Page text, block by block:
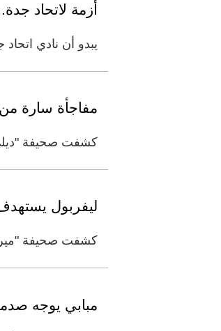
أزمة لاتحاد
يبدو أن نادي
مفاجأة سارة
كشفت صحيفة "ديلي
ليفربول
كشفت صحيفة
مبابي يوجه